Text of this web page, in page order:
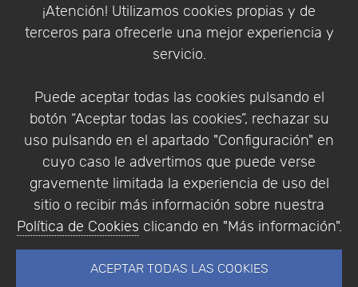
¡Atención! Utilizamos cookies propias y de
terceros para ofrecerle una mejor experiencia y
servicio.
Puede aceptar todas las cookies pulsando el
botón “Aceptar todas las cookies”, rechazar su
uso pulsando en el apartado "Configuración" en
cuyo caso le advertimos que puede verse
gravemente limitada la experiencia de uso del
sitio o recibir más información sobre nuestra
Política de Cookies clicando en "Más información".
ACEPTAR TODAS LAS COOKIES
Condiciones de compra
Identificarse
Empresa|Aviso Legal| Política de Privacidad |
Política de Cookies
© Copyright 1994 - 2026. Addlink Software
Científico, S.L.
Portugal.